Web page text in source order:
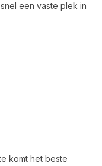
een vaste plek in
komt het beste